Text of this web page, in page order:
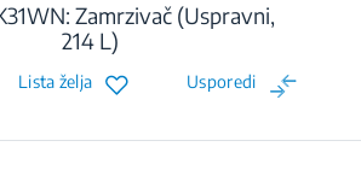
Zamrzivač (Uspravni,
214 L)
Lista želja Usporedi